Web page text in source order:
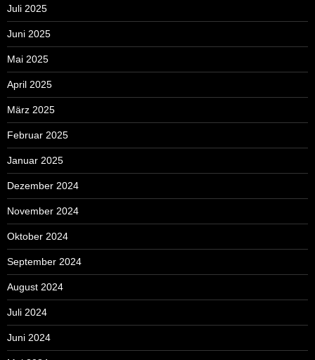
Juli 2025
Juni 2025
Mai 2025
April 2025
März 2025
Februar 2025
Januar 2025
Dezember 2024
November 2024
Oktober 2024
September 2024
August 2024
Juli 2024
Juni 2024